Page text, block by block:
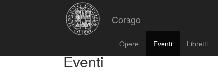
Corago
Opere Eventi Libretti
Eventi